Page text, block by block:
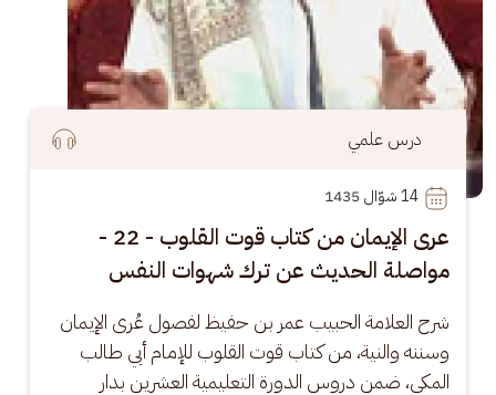
درس علمي
14
عرى الإيمان من كتاب قوت القلوب - 22 -
مواصلة الحديث عن ترك شهوات النفس
شرح العلامة الحبيب عمر بن حفيظ لفصول عُرى الإيمان
وسننه والنية، من كتاب قوت القلوب للإمام أبي طالب
المكي، ضمن دروس الدورة التعليمية العشرين بدار